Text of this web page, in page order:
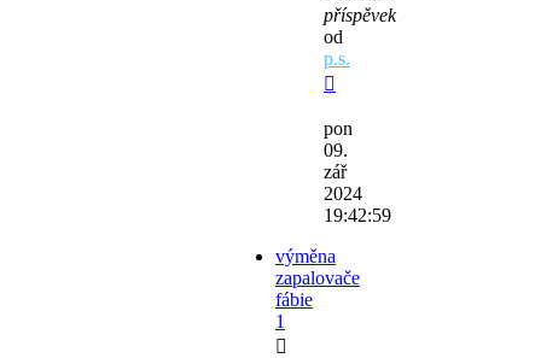
příspěvek
od
p.s.
pon
09.
zář
2024
19:42:59
výměna
zapalovače
fábie
1